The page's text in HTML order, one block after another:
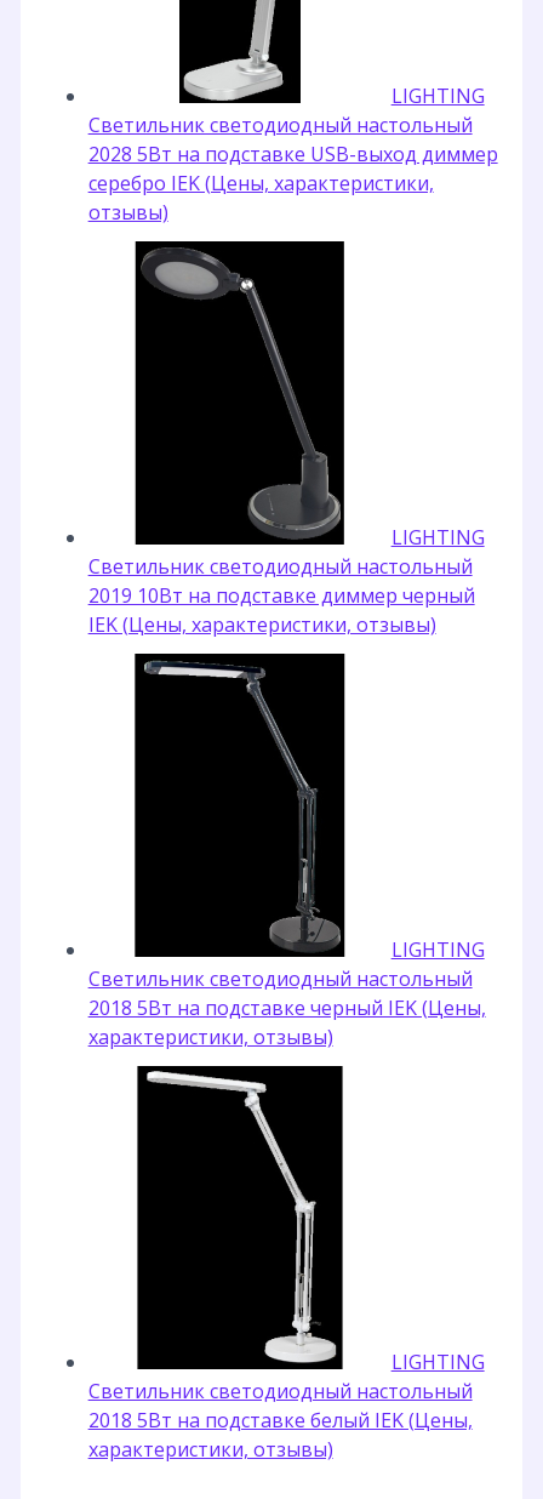
LIGHTING
Светильник светодиодный настольный
2028 5Вт на подставке USB-выход диммер
серебро IEK (Цены, характеристики,
отзывы)
LIGHTING
Светильник светодиодный настольный
2019 10Вт на подставке диммер черный
IEK (Цены, характеристики, отзывы)
LIGHTING
Светильник светодиодный настольный
2018 5Вт на подставке черный IEK (Цены,
характеристики, отзывы)
LIGHTING
Светильник светодиодный настольный
2018 5Вт на подставке белый IEK (Цены,
характеристики, отзывы)